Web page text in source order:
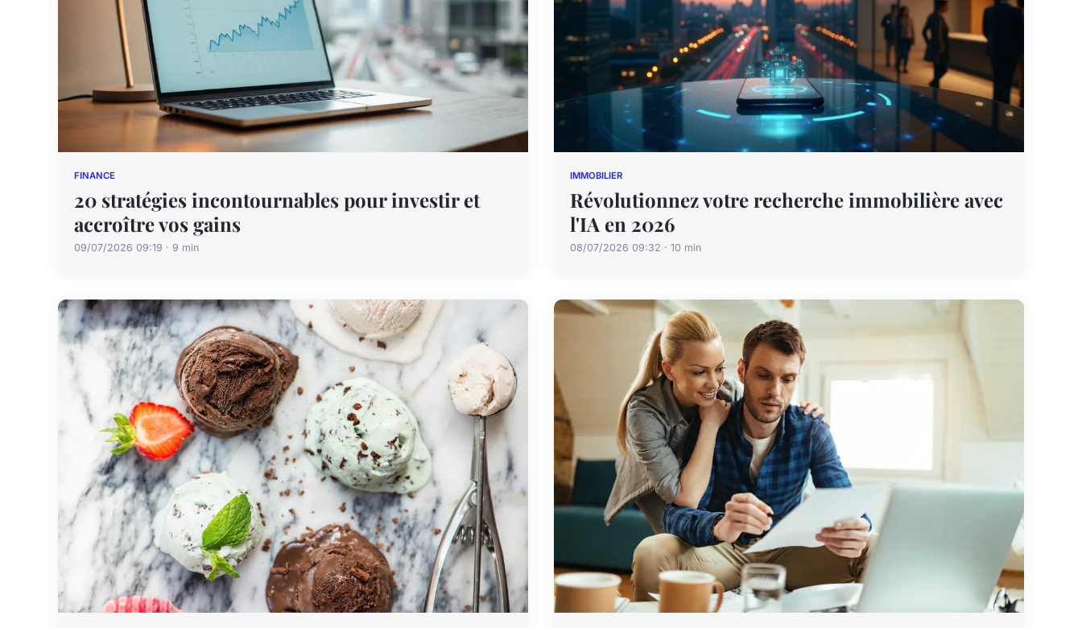
FINANCE
20 stratégies incontournables pour investir et
accroître vos gains
09/07/2026 09:19 · 9 min
IMMOBILIER
Révolutionnez votre recherche immobilière avec
l'IA en 2026
08/07/2026 09:32 · 10 min